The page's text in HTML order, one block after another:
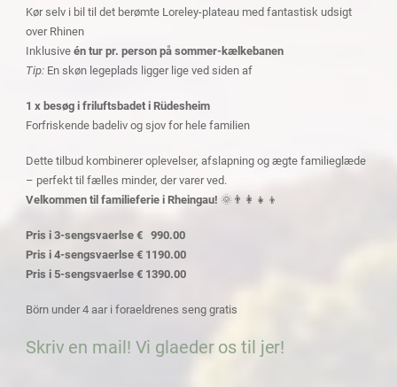
Kør selv i bil til det berømte Loreley-plateau med fantastisk udsigt
over Rhinen
Inklusive én tur pr. person på sommer-kælkebanen
Tip: En skøn legeplads ligger lige ved siden af
1 x besøg i friluftsbadet i Rüdesheim
Forfriskende badeliv og sjov for hele familien
Dette tilbud kombinerer oplevelser, afslapning og ægte familieglæde
– perfekt til fælles minder, der varer ved.
Velkommen til familieferie i Rheingau! 🌞👨‍👩‍👧‍👦
Pris i 3-sengsvaerlse € 990.00
Pris i 4-sengsvaerlse € 1190.00
Pris i 5-sengsvaerlse € 1390.00
Börn under 4 aar i foraeldrenes seng gratis
Skriv en mail! Vi glaeder os til jer!